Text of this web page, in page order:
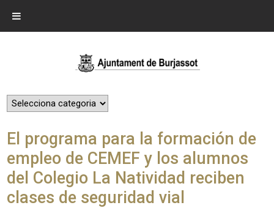
El programa para la formación de
empleo de CEMEF y los alumnos
del Colegio La Natividad reciben
clases de seguridad vial